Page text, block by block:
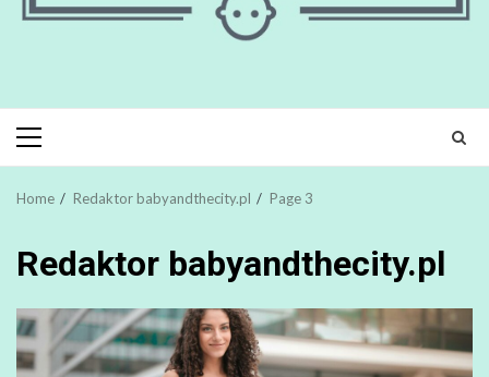
Primary
Menu
Home Redaktor babyandthecity.pl Page 3
Redaktor babyandthecity.pl